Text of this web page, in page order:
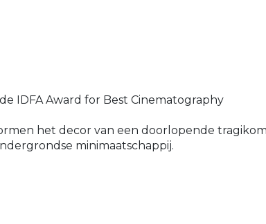
IDFA Award for Best Cinematography
het decor van een doorlopende
minimaatschappij.